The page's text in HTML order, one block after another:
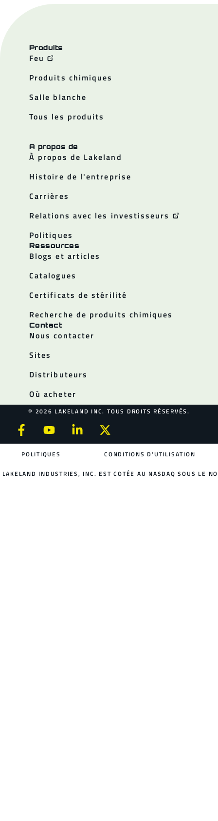
Produits
Feu
Produits chimiques
Salle blanche
Tous les produits
A propos de
À propos de Lakeland
Histoire de l'entreprise
Carrières
Relations avec les investisseurs
Politiques
Ressources
Blogs et articles
Catalogues
Certificats de stérilité
Recherche de produits chimiques
Contact
Nous contacter
Sites
Distributeurs
Où acheter
© 2026 LAKELAND INC. TOUS DROITS RÉSERVÉS.
POLITIQUES CONDITIONS D'UTILISATION
LAKELAND INDUSTRIES, INC. EST COTÉE AU NASDAQ SOUS LE